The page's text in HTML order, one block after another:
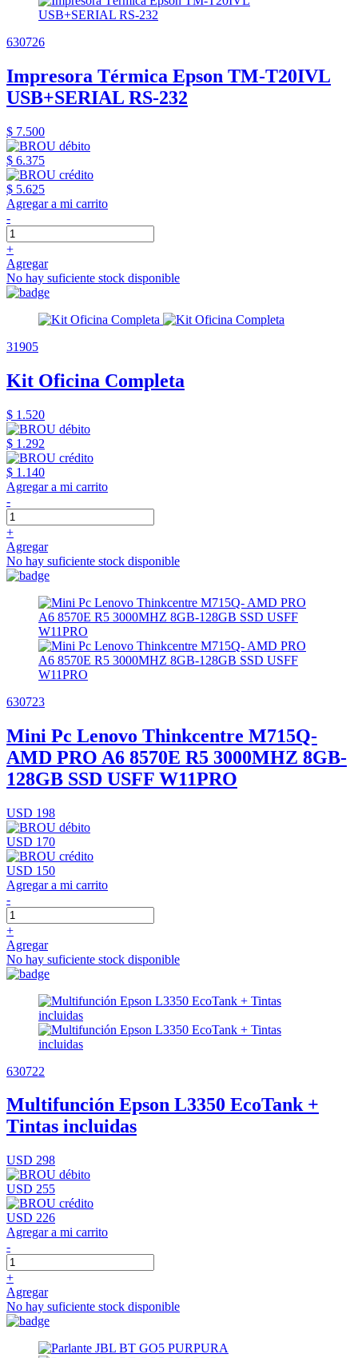
630726
Impresora Térmica Epson TM-T20IVL
USB+SERIAL RS-232
$ 7.500
$ 6.375
$ 5.625
Agregar a mi carrito
-
+
Agregar
No hay suficiente stock disponible
31905
Kit Oficina Completa
$ 1.520
$ 1.292
$ 1.140
Agregar a mi carrito
-
+
Agregar
No hay suficiente stock disponible
630723
Mini Pc Lenovo Thinkcentre M715Q-
AMD PRO A6 8570E R5 3000MHZ 8GB-
128GB SSD USFF W11PRO
USD 198
USD 170
USD 150
Agregar a mi carrito
-
+
Agregar
No hay suficiente stock disponible
630722
Multifunción Epson L3350 EcoTank +
Tintas incluidas
USD 298
USD 255
USD 226
Agregar a mi carrito
-
+
Agregar
No hay suficiente stock disponible